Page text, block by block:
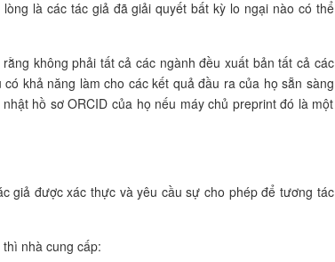
là các tác giả đã giải quyết bất kỳ lo ngại nào có thể
không phải tất cả các ngành đều xuất bản tất cả các
khả năng làm cho các kết quả đầu ra của họ sẵn sàng
hồ sơ ORCID của họ nếu máy chủ preprint đó là một
giả được xác thực và yêu cầu sự cho phép để tương tác
nhà cung cấp: